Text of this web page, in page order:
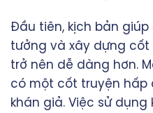
Đầu tiên, kịch bản
tưởng và xây dựng
trở nên dễ dàng hơn.
có một cốt truyện hấp
khán giả. Việc sử